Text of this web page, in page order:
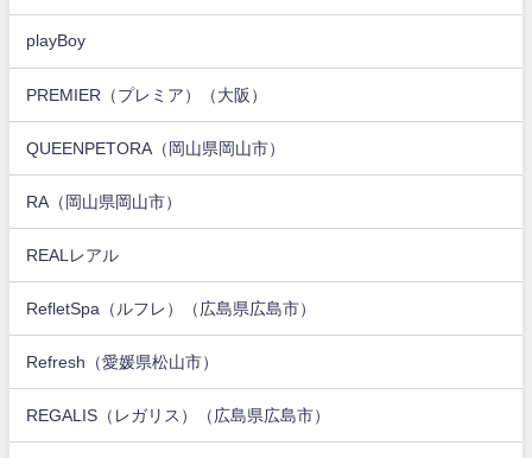
playBoy
PREMIER（プレミア）（大阪）
QUEENPETORA（岡山県岡山市）
RA（岡山県岡山市）
REALレアル
RefletSpa（ルフレ）（広島県広島市）
Refresh（愛媛県松山市）
REGALIS（レガリス）（広島県広島市）